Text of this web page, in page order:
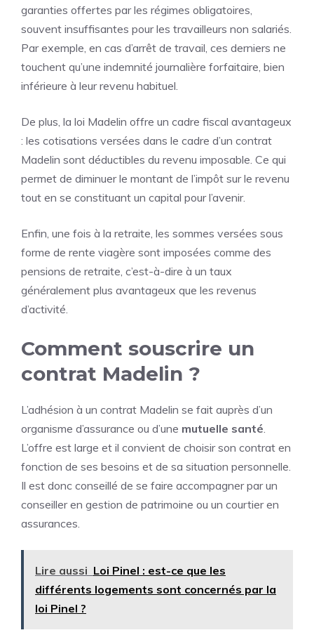
garanties offertes par les régimes obligatoires,
souvent insuffisantes pour les travailleurs non salariés.
Par exemple, en cas d’arrêt de travail, ces derniers ne
touchent qu’une indemnité journalière forfaitaire, bien
inférieure à leur revenu habituel.
De plus, la loi Madelin offre un cadre fiscal avantageux
: les cotisations versées dans le cadre d’un contrat
Madelin sont déductibles du revenu imposable. Ce qui
permet de diminuer le montant de l’impôt sur le revenu
tout en se constituant un capital pour l’avenir.
Enfin, une fois à la retraite, les sommes versées sous
forme de rente viagère sont imposées comme des
pensions de retraite, c’est-à-dire à un taux
généralement plus avantageux que les revenus
d’activité.
Comment souscrire un
contrat Madelin ?
L’adhésion à un contrat Madelin se fait auprès d’un
organisme d’assurance ou d’une mutuelle santé.
L’offre est large et il convient de choisir son contrat en
fonction de ses besoins et de sa situation personnelle.
Il est donc conseillé de se faire accompagner par un
conseiller en gestion de patrimoine ou un courtier en
assurances.
Lire aussi Loi Pinel : est-ce que les
différents logements sont concernés par la
loi Pinel ?